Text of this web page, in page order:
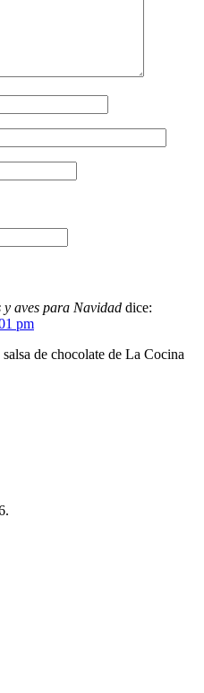
y aves para Navidad dice:
pm
de chocolate de La Cocina